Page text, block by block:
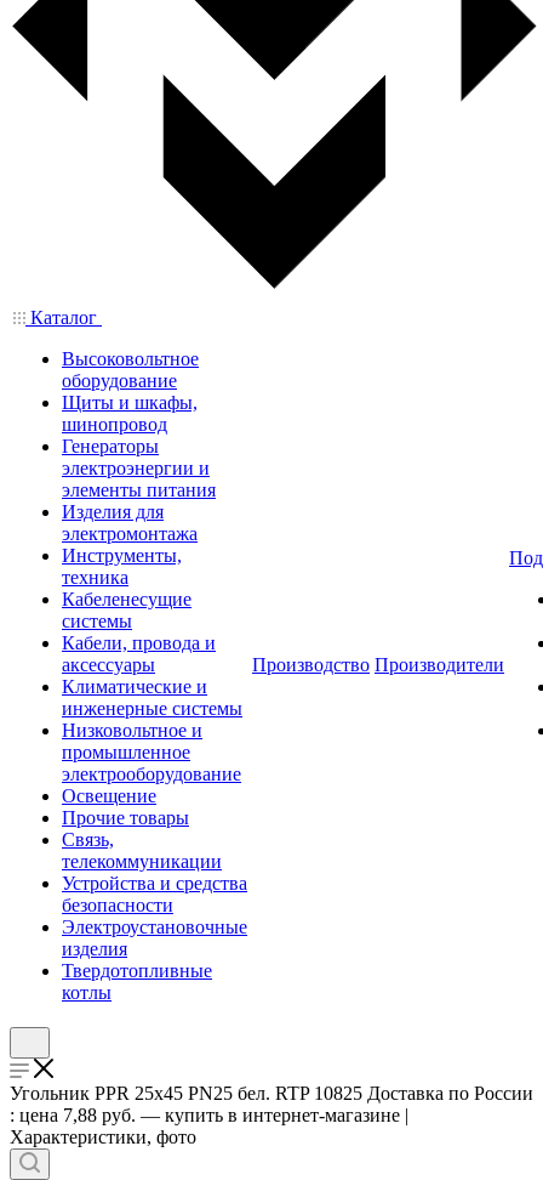
Каталог
Высоковольтное
оборудование
Щиты и шкафы,
шинопровод
Генераторы
электроэнергии и
элементы питания
Изделия для
электромонтажа
Инструменты,
техника
Кабеленесущие
системы
Кабели, провода и
аксессуары
Климатические и
инженерные системы
Низковольтное и
промышленное
электрооборудование
Освещение
Прочие товары
Связь,
телекоммуникации
Устройства и средства
безопасности
Электроустановочные
изделия
Твердотопливные
котлы
Производство Производители
Угольник PPR 25х45 PN25 бел. RTP 10825 Доставка по России
: цена 7,88 руб. — купить в интернет-магазине |
Характеристики, фото